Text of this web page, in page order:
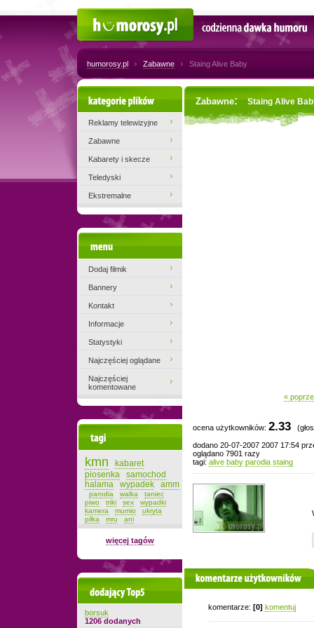
Codzienna dawka humoru
humorosy.pl Zabawne Staing Alive Baby
Zabawne: Staing Alive
«
ocena użytkowników: 2.33
dodano 20-07-2007 2007 17:54
oglądano 7901 razy
tagi: alive baby parodia staing
komentarze użytkowników
komentarze: [0] komentuj
Kategorie plików
Reklamy telewizyjne
Zabawne
Kabarety i skecze
Teledyski
Ekstremalne
Dodaj filmik
Bannery
Kontakt
Informacje
Statystyki
Najczęściej oglądane
Najczęściej
komentowane
kmn
kabaret
piosenka
samochod
halama
wypadek amm
parodia walka
taniec
piwo
triki sex
wypadki
kamera
mumio
ukryta
pilka
mru ani
więcej tagów
Dodający top-5
borsuk
1206 dodanych